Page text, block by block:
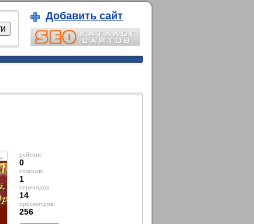
Добавить сайт
рейтинг:
0
голосов:
1
переходов:
14
просмотров:
256